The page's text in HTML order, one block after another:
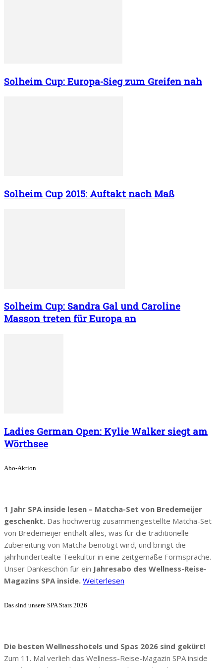
Solheim Cup: Europa-Sieg zum Greifen nah
Solheim Cup 2015: Auftakt nach Maß
Solheim Cup: Sandra Gal und Caroline
Masson treten für Europa an
Ladies German Open: Kylie Walker siegt am
Wörthsee
Abo-Aktion
1 Jahr SPA inside lesen – Matcha-Set von Bredemeijer
geschenkt. Das hochwertig zusammengestellte Matcha-Set
von Bredemeijer enthält alles, was für die traditionelle
Zubereitung von Matcha benötigt wird, und bringt die
jahrhundertealte Teekultur in eine zeitgemäße Formsprache.
Unser Dankeschön für ein Jahresabo des Wellness-Reise-
Magazins SPA inside. Weiterlesen
Das sind unsere SPA Stars 2026
Die besten Wellnesshotels und Spas 2026 sind gekürt!
Zum 11. Mal verlieh das Wellness-Reise-Magazin SPA inside